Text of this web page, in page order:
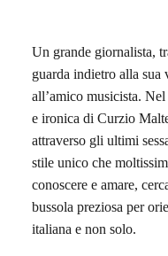
Un grande giornalista,
guarda indietro alla sua
all’amico musicista.
e ironica di Curzio
attraverso gli ultimi
stile unico che
conoscere e amare,
bussola preziosa per
italiana e non solo.